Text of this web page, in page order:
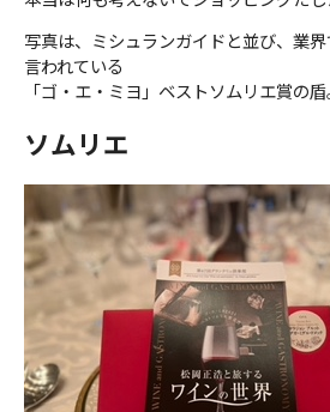
写真は、ミシュランガイドと並び、業
言われている
「ゴ・エ・ミヨ」ベストソムリエ賞の盾
ソムリエ